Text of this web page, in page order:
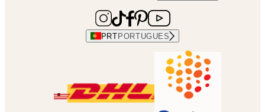
PRTPORTUGUES